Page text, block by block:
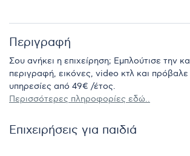
Περιγραφή
Σου ανήκει η επιχείρηση; Εμπλούτισε την
περιγραφή, εικόνες, video κτλ και πρόβαλε
υπηρεσίες από 49€ /έτος.
Περισσότερες πληροφορίες εδώ..
Επιχειρήσεις για παιδιά